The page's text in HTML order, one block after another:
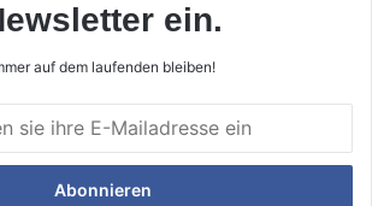
ein.
auf dem laufenden bleiben!